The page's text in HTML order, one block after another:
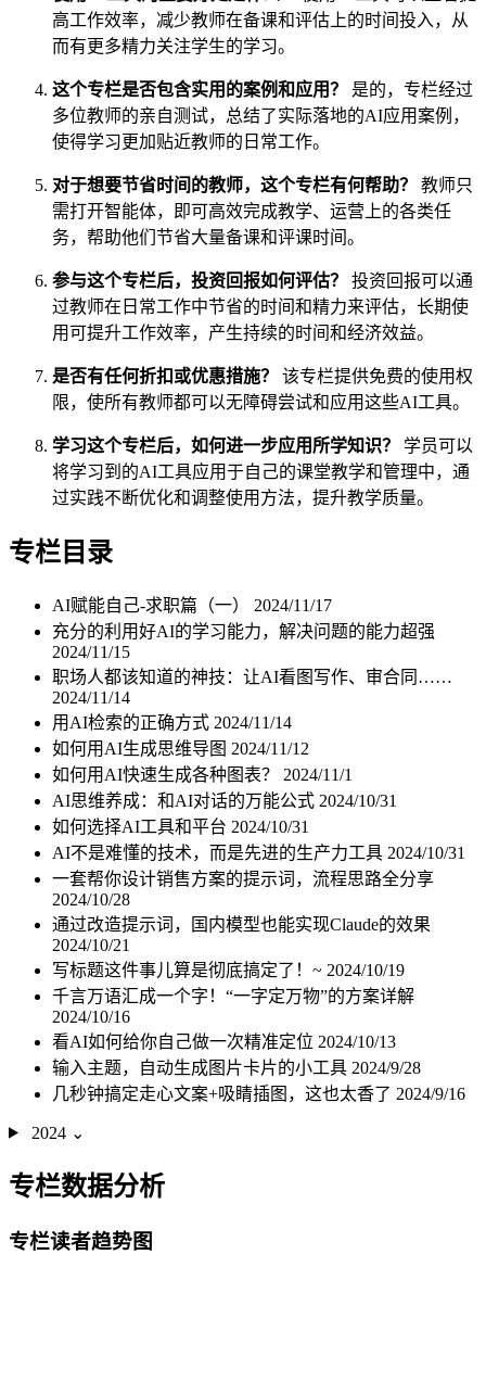
高工作效率，减少教师在备课和评估上的时间投入，从
而有更多精力关注学生的学习。
这个专栏是否包含实用的案例和应用？
是的，专栏经过
多位教师的亲自测试，总结了实际落地的AI应用案例，
使得学习更加贴近教师的日常工作。
对于想要节省时间的教师，这个专栏有何帮助？
教师只
需打开智能体，即可高效完成教学、运营上的各类任
务，帮助他们节省大量备课和评课时间。
参与这个专栏后，投资回报如何评估？
投资回报可以通
过教师在日常工作中节省的时间和精力来评估，长期使
用可提升工作效率，产生持续的时间和经济效益。
是否有任何折扣或优惠措施？
该专栏提供免费的使用权
限，使所有教师都可以无障碍尝试和应用这些AI工具。
学习这个专栏后，如何进一步应用所学知识？
学员可以
将学习到的AI工具应用于自己的课堂教学和管理中，通
过实践不断优化和调整使用方法，提升教学质量。
专栏目录
AI赋能自己-求职篇（一） 2024/11/17
充分的利用好AI的学习能力，解决问题的能力超强
2024/11/15
职场人都该知道的神技：让AI看图写作、审合同……
2024/11/14
用AI检索的正确方式 2024/11/14
如何用AI生成思维导图 2024/11/12
如何用AI快速生成各种图表？ 2024/11/1
AI思维养成：和AI对话的万能公式 2024/10/31
如何选择AI工具和平台 2024/10/31
AI不是难懂的技术，而是先进的生产力工具 2024/10/31
一套帮你设计销售方案的提示词，流程思路全分享
2024/10/28
通过改造提示词，国内模型也能实现Claude的效果
2024/10/21
写标题这件事儿算是彻底搞定了！~ 2024/10/19
千言万语汇成一个字！“一字定万物”的方案详解
2024/10/16
看AI如何给你自己做一次精准定位 2024/10/13
输入主题，自动生成图片卡片的小工具 2024/9/28
几秒钟搞定走心文案+吸睛插图，这也太香了 2024/9/16
2024 ⌄
专栏数据分析
专栏读者趋势图